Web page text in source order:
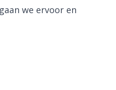
we ervoor en